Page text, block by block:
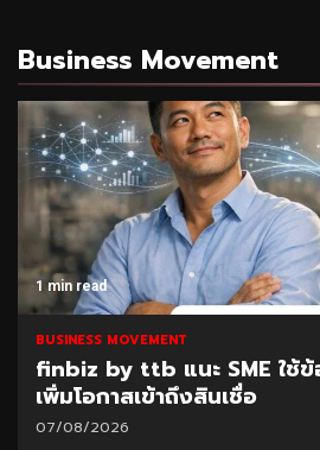
Business Movement
1 min read
BUSINESS MOVEMENT
finbiz by ttb แนะ SME ใช้
เพิ่มโอกาสเข้าถึงสินเชื่อ
07/08/2026